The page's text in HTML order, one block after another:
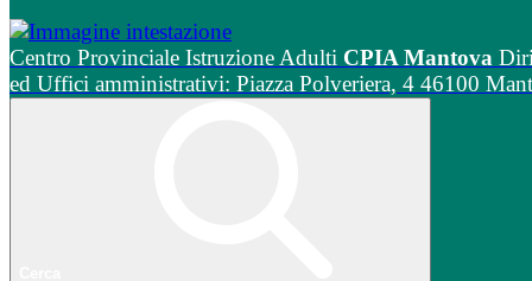
Centro Provinciale Istruzione Adulti CPIA Mantova
ed Uffici amministrativi: Piazza Polveriera, 4 46100